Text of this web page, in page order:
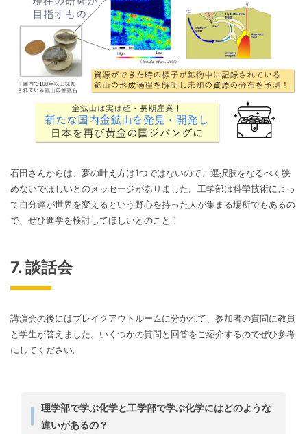
石田さんからは、夢の叶え方は1つではないので、選択肢をなるべく狭
めないでほしいとのメッセージがありました。工学部は科学技術によっ
て自分達が世界を変えるという野心を持った人が集まる場所でもあるの
で、ぜひ進学を検討してほしいとのこと！
7. 談話会
講演会の後にはブレイクアウトルームに分かれて、参加者の質問に教員
と学⽣が答えました。いくつかの質問と回答をご紹介するのでぜひ参考
にしてください。
理学部で学ぶ化学と工学部で学ぶ化学にはどのような
違いがあるの？